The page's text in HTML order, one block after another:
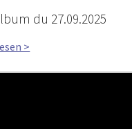
du 27.09.2025
>